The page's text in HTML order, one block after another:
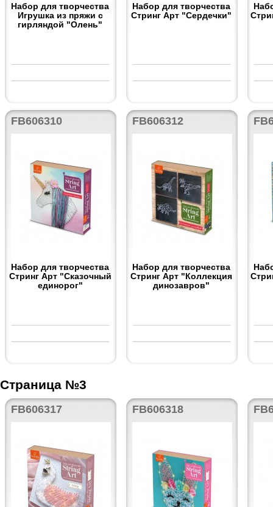
Набор для творчества
Игрушка из пряжи с
гирляндой "Олень"
Набор для творчества
Стринг Арт "Сердечки"
FB606310
Набор для творчества
Стринг Арт "Сказочный
единорог"
FB606312
Набор для творчества
Стринг Арт "Коллекция
динозавров"
Страница №3
FB606317 FB606318